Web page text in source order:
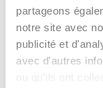
partageons
notre site avec
publicité et
avec d'autres